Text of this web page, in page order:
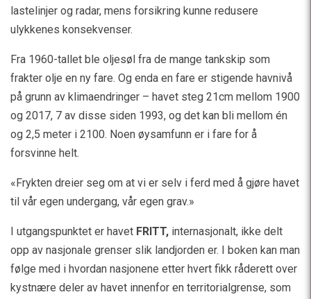
lastelinjer og radar, mens forsikring kunne redusere
ulykkenes konsekvenser.
Fra 1960-tallet ble oljesøl fra de mange tankskip som
frakter olje en ny fare. Og enda en fare er stigende havnivå
på grunn av klimaendringer – havet steg 21cm mellom 1900
og 2017, 7 av disse siden 1993, og det kan bli mellom én
og 2,5 meter i 2100. Noen øysamfunn er i fare for å
forsvinne helt.
«Frykten dreier seg om at vi er selv i ferd med å gjøre havet
til vår egen undergang, vår egen grav.»
I utgangspunktet er havet FRITT, internasjonalt, ikke delt
opp av nasjonale grenser slik landjorden er. I boken kan man
følge med i hvordan nasjonene etter hvert fikk råderett over
kystnære deler av havet innenfor en territorialgrense, som